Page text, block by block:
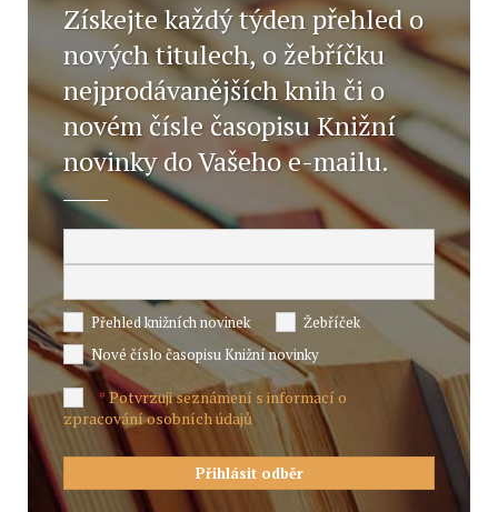
Získejte každý týden přehled o
nových titulech, o žebříčku
nejprodávanějších knih či o
novém čísle časopisu Knižní
novinky do Vašeho e-mailu.
Přehled knižních novinek
Žebříček
Nové číslo časopisu Knižní novinky
*Potvrzuji seznámení s informací o
zpracování osobních údajů